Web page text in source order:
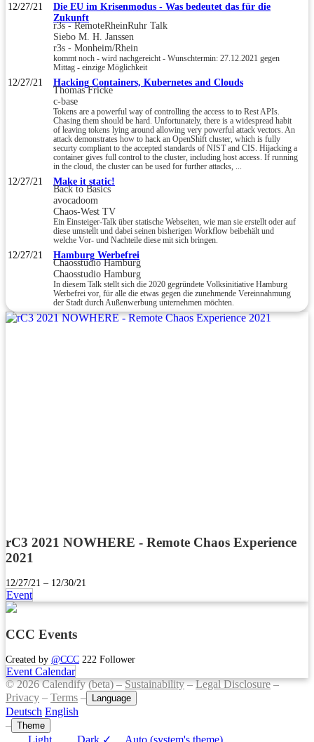
12/27/21
Die EU im Krisenmodus - Was bedeutet das für die
Zukunft
r3s - RemoteRheinRuhr Talk
Siebo M. H. Janssen
r3s - Monheim/Rhein
kommt noch - wird nachgereicht - Wunschtermin: 27.12.2021 gegen
Mittag - einzige Möglichkeit
12/27/21 Hacking Containers, Kubernetes and Clouds
Thomas Fricke
c-base
Tokens are a powerful way of controlling the access to to Rest APIs.
Chasing them should be hard. Unfortunately, there is a widespread habit
of leaving tokens lying around allowing very powerful attack vectors. An
attack demonstrates how to hack an OpenShift cluster, which is fully
securty compliant to the accepted standards of NIST and CIS. Hijacking a
container gives full control to the cluster, including host access. If running
in the cloud, the cluster can be used for further attacks, ...
12/27/21 Make it static!
Back to Basics
avocadoom
Chaos-West TV
Ein Einsteiger-Talk über statische Webseiten, wie man sie erstellt oder auf
diese umstellt und dabei seinen bisherigen Workflow beibehält und
welche Vor- und Nachteile diese mit sich bringen.
12/27/21 Hamburg Werbefrei
Chaosstudio Hamburg
Chaosstudio Hamburg
In diesem Talk stellt sich die 2020 gegründete Volksinitiative Hamburg
Werbefrei vor, für alle die etwas gegen die zunehmende Vereinnahmung
der Stadt durch Außenwerbung unternehmen möchten.
rC3 2021 NOWHERE - Remote Chaos Experience
2021
12/27/21 – 12/30/21
Event
CCC Events
Created by @CCC 222 Follower
Event Calendar
© 2026 Calendify (beta) –Sustainability–Legal Disclosure–
Privacy – Terms – Language
Deutsch English
– Theme
Light Dark ✓ Auto (system's theme)